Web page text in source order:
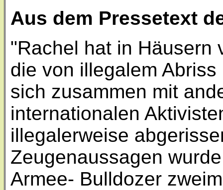
Aus dem Pressetext
"Rachel hat in Häusern
die von illegalem
sich zusammen mit
internationalen
illegalerweise
Zeugenaussagen
Armee- Bulldozer